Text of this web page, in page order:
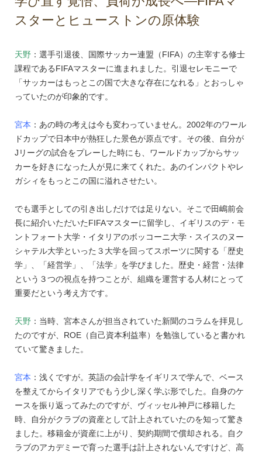
スターとヒューストンの原体験
天野 ：選手引退後、国際サッカー連盟（FIFA）の主宰する修士
課程であるFIFAマスターに進まれました。引退セレモニーで
「サッカーはもっとこの国で大きな存在になれる」とおっしゃ
っていたのが印象的です。
宮本 ：あの時の考えは今も変わっていません。2002年のワール
ドカップで日本中が熱狂した景色が原点です。その後、自分が
Jリーグの試合をプレーした時にも、ワールドカップからサッ
カーを好きになった人が見に来てくれた。あのインパクトやレ
ガシィをもっとこの国に溢れさせたい。
でも選手としての引き出しだけでは足りない。そこで田嶋前会
長に紹介いただいたFIFAマスターに留学し、イギリスのデ・モ
ントフォート大学・イタリアのボッコーニ大学・スイスのヌー
シャテル大学といった３大学を回ってスポーツに関する「歴史
学」、「経営学」、「法学」を学びました。歴史・経営・法律
という３つの視点を持つことが、組織を運営する人材にとって
重要だという考え方です。
天野 ：当時、宮本さんが担当されていた新聞のコラムを拝見し
たのですが、ROE（自己資本利益率）を勉強していると書かれ
ていて驚きました。
宮本 ：浅くですが。英語の会計学をイギリスで学んで、ベース
を整えてからイタリアでもう少し深く学ぶ形でした。自身のケ
ースを振り返ってみたのですが、ヴィッセル神戸に移籍した
時、自分がクラブの資産として計上されていたのを知って驚き
ました。移籍金が資産に上がり、契約期間で償却される。自ク
ラブのアカデミーで育った選手は計上されないんですけど、高